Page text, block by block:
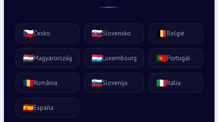
🇨🇿Česko 🇸🇰Slovensko 🇧🇪België
🇭🇺Magyarország 🇱🇺Luxembourg 🇵🇹Portugal
🇷🇴România 🇸🇮Slovenija 🇮🇹Italia
🇪🇸España